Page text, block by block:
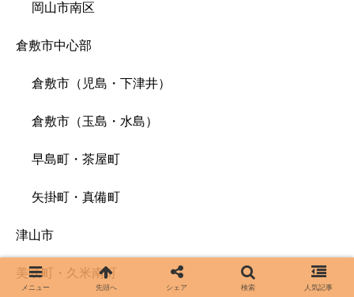
岡山市南区
倉敷市中心部
倉敷市（児島・下津井）
倉敷市（玉島・水島）
早島町・茶屋町
矢掛町・真備町
津山市
美咲町・久米南町
メニュー 先頭へ シェア 検索 人気記事